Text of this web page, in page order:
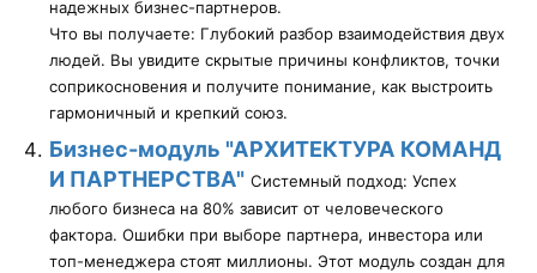
надежных бизнес-партнеров.
Что вы получаете: Глубокий разбор взаимодействия двух
людей. Вы увидите скрытые причины конфликтов, точки
соприкосновения и получите понимание, как выстроить
гармоничный и крепкий союз.
Бизнес-модуль "АРХИТЕКТУРА КОМАНД
И ПАРТНЕРСТВА" Системный подход: Успех
любого бизнеса на 80% зависит от человеческого
фактора. Ошибки при выборе партнера, инвестора или
топ-менеджера стоят миллионы. Этот модуль создан для